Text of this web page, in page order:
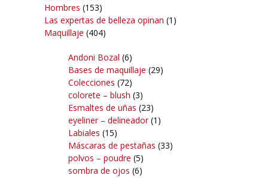
Hombres (153)
Las expertas de belleza opinan (1)
Maquillaje (404)
Andoni Bozal (6)
Bases de maquillaje (29)
Colecciones (72)
colorete – blush (3)
Esmaltes de uñas (23)
eyeliner – delineador(1)
Labiales (15)
Máscaras de pestañas (33)
polvos – poudre (5)
sombra de ojos (6)